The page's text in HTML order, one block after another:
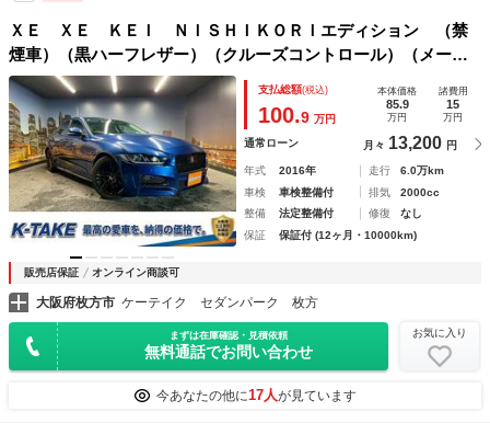
ＸＥ ＸＥ ＫＥＩ ＮＩＳＨＩＫＯＲＩエディション （禁
煙車）（黒ハーフレザー）（クルーズコントロール）（メーカ
ーナビ）（バックカメラ）（パワーシート）（シートメモリ
ー）（シートヒーター）（ＥＴＣ）（コーナーセンサー）（フ
ォグ）（純正１８インチＡＷ）
支払総額(税込)
100.9 万円
本体価格
85.9
万円
諸費用
15
万円
通常ローン 月々 13,200 円
年式 2016年 走行
6.0万km
車検
車検整備付 排気
2000cc
整備
法定整備付 修復
なし
保証
保証付 (12ヶ月・10000km)
販売店保証 オンライン商談可
大阪府枚方市 ケーテイク セダンパーク 枚方
まずは在庫確認・見積依頼
無料通話でお問い合わせ
お気に入り
今あなたの他に17人が見ています